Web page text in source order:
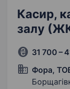
Касир,
залу
31 700 –
Фора,